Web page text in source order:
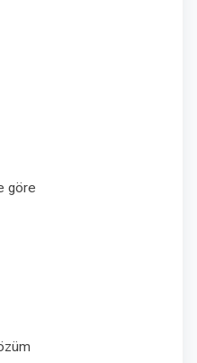
göre